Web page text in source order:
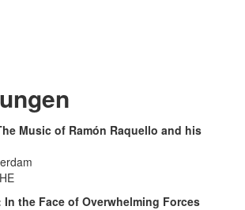
Music of Ramón Raquello and his
the Face of Overwhelming Forces